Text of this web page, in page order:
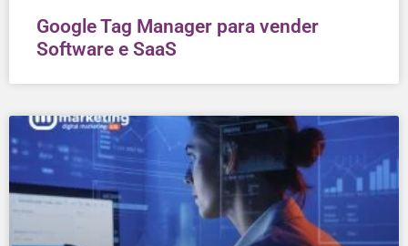
Google Tag Manager para vender
Software e SaaS